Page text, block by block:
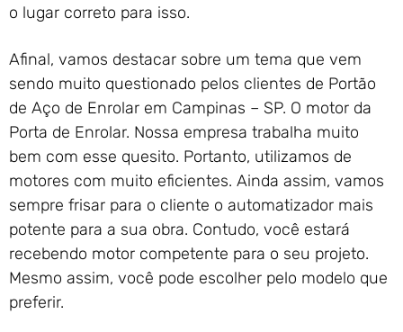
o lugar correto para isso.
Afinal, vamos destacar sobre um tema que vem
sendo muito questionado pelos clientes de Portão
de Aço de Enrolar em Campinas – SP. O motor da
Porta de Enrolar. Nossa empresa trabalha muito
bem com esse quesito. Portanto, utilizamos de
motores com muito eficientes. Ainda assim, vamos
sempre frisar para o cliente o automatizador mais
potente para a sua obra. Contudo, você estará
recebendo motor competente para o seu projeto.
Mesmo assim, você pode escolher pelo modelo que
preferir.